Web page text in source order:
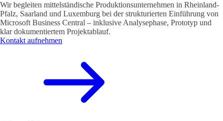
Wir begleiten mittelständische Produktionsunternehmen in Rheinland-
Pfalz, Saarland und Luxemburg bei der strukturierten Einführung von
Microsoft Business Central – inklusive Analysephase, Prototyp und
klar dokumentiertem Projektablauf.
Kontakt aufnehmen